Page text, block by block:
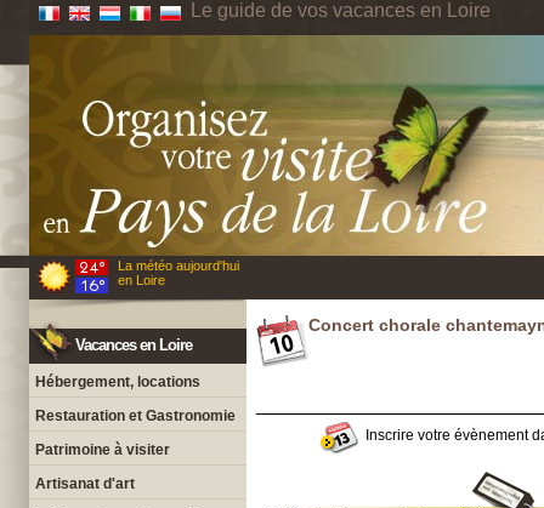
Le guide de vos vacances en Loire
La météo aujourd'hui
en Loire
Vacances en Loire
Hébergement, locations
Restauration et Gastronomie
Patrimoine à visiter
Artisanat d'art
Concert chorale
Inscrire votre évènement